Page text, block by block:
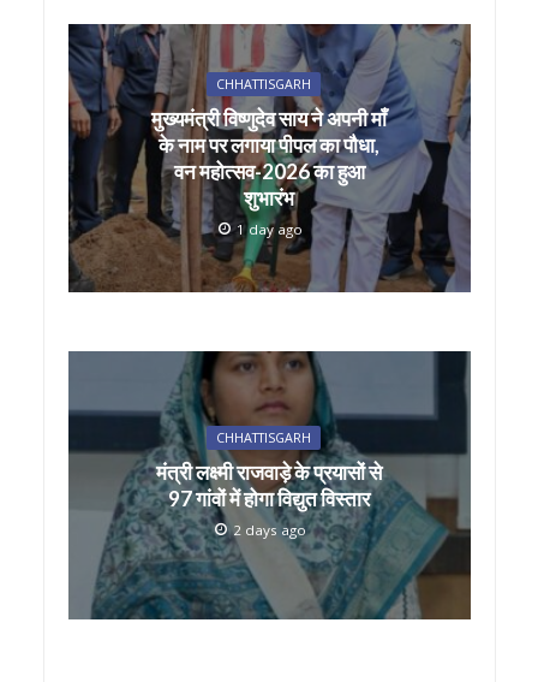
CHHATTISGARH
मुख्यमंत्री विष्णुदेव साय ने अपनी माँ
के नाम पर लगाया पीपल का पौधा,
वन महोत्सव-2026 का हुआ
शुभारंभ
1 day ago
CHHATTISGARH
मंत्री लक्ष्मी राजवाड़े के प्रयासों से
97 गांवों में होगा विद्युत विस्तार
2 days ago